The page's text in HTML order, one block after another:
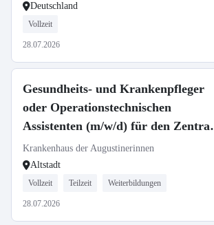
Deutschland
Vollzeit
28.07.2026
Gesundheits- und Krankenpfleger
oder Operationstechnischen
Assistenten (m/w/d) für den Zentral
OP - Neuaufbau unserer Spätdienste
Krankenhaus der Augustinerinnen
Altstadt
Vollzeit Teilzeit Weiterbildungen
28.07.2026